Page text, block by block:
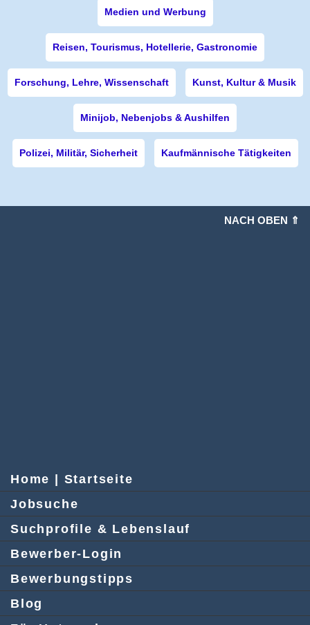
Medien und Werbung
Reisen, Tourismus, Hotellerie, Gastronomie
Forschung, Lehre, Wissenschaft Kunst, Kultur & Musik
Minijob, Nebenjobs & Aushilfen
Polizei, Militär, Sicherheit Kaufmännische Tätigkeiten
NACH OBEN ⇑
Home | Startseite
Jobsuche
Suchprofile & Lebenslauf
Bewerber-Login
Bewerbungstipps
Blog